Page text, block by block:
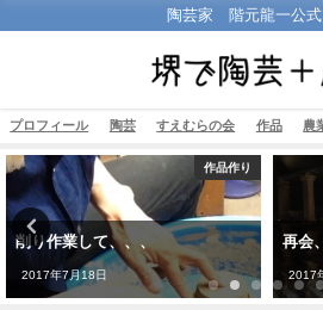
陶芸家 階元龍一公式
プロフィール 陶芸 すえむらの会 作品 農
作品作り
削り作業して、、、
2017年7月18日
再会
2017